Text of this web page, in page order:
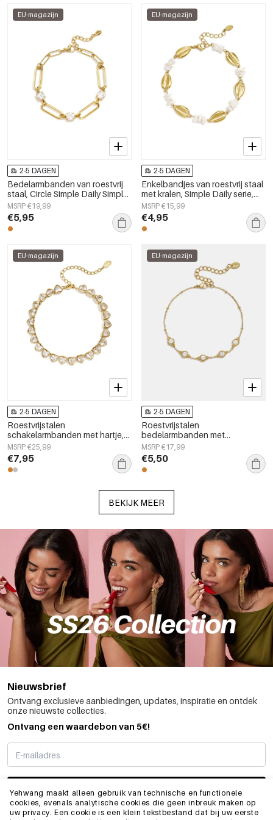
Yehwang maakt alleen gebruik van technische en functionele
cookies, evenals analytische cookies die geen inbreuk maken op
uw privacy. Een cookie is een klein tekstbestand dat bij uw eerste
EU-magazijn
2-5 DAGEN
Bedelarmbanden van roestvrij
staal, Circle Simple Daily Simple-
serie, damessieraden
MSRP €19,99
€5,95
EU-magazijn
2-5 DAGEN
Enkelbandjes van roestvrij staal
met kralen, Simple Daily serie,
dames sieraden
MSRP €15,99
€4,95
EU-magazijn
2-5 DAGEN
Roestvrijstalen
schakelarmbanden met hartje,
eenvoudige dagelijkse serie,
dames sieraden
MSRP €25,99
€7,95
EU-magazijn
2-5 DAGEN
Roestvrijstalen
bedelarmbanden met
geometrische vormen,
eenvoudige, alledaagse serie,
dames sieraden
MSRP €17,99
€5,50
BEKIJK MEER
Nieuwsbrief
Ontvang exclusieve aanbiedingen, updates, inspiratie en ontdek
onze nieuwste collecties.
Ontvang een waardebon van 5€!
SCHRIJF ME IN